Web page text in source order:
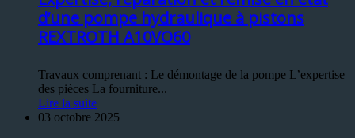
d’une pompe hydraulique à pistons
REXTROTH A10VO60
Travaux comprenant : Le démontage de la pompe L’expertise
des pièces La fourniture...
Lire la suite
03 octobre 2025